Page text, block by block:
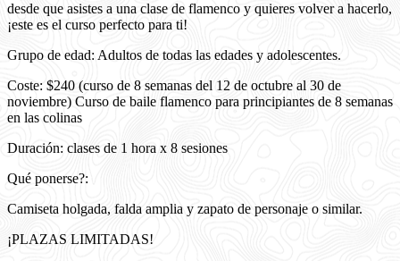
desde que asistes a una clase de flamenco y quieres volver a hacerlo,
¡este es el curso perfecto para ti!
Grupo de edad: Adultos de todas las edades y adolescentes.
Coste: $240 (curso de 8 semanas del 12 de octubre al 30 de
noviembre) Curso de baile flamenco para principiantes de 8 semanas
en las colinas
Duración: clases de 1 hora x 8 sesiones
Qué ponerse?:
Camiseta holgada, falda amplia y zapato de personaje o similar.
¡PLAZAS LIMITADAS!